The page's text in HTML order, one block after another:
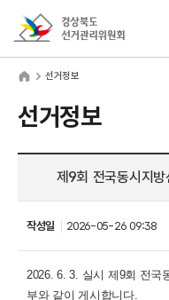
선거정보
선거정보
제9회 전국동시지
작성일 2026-05-26 09:38
2026. 6. 3. 실시 제9회 전국
부와 같이 게시합니다.